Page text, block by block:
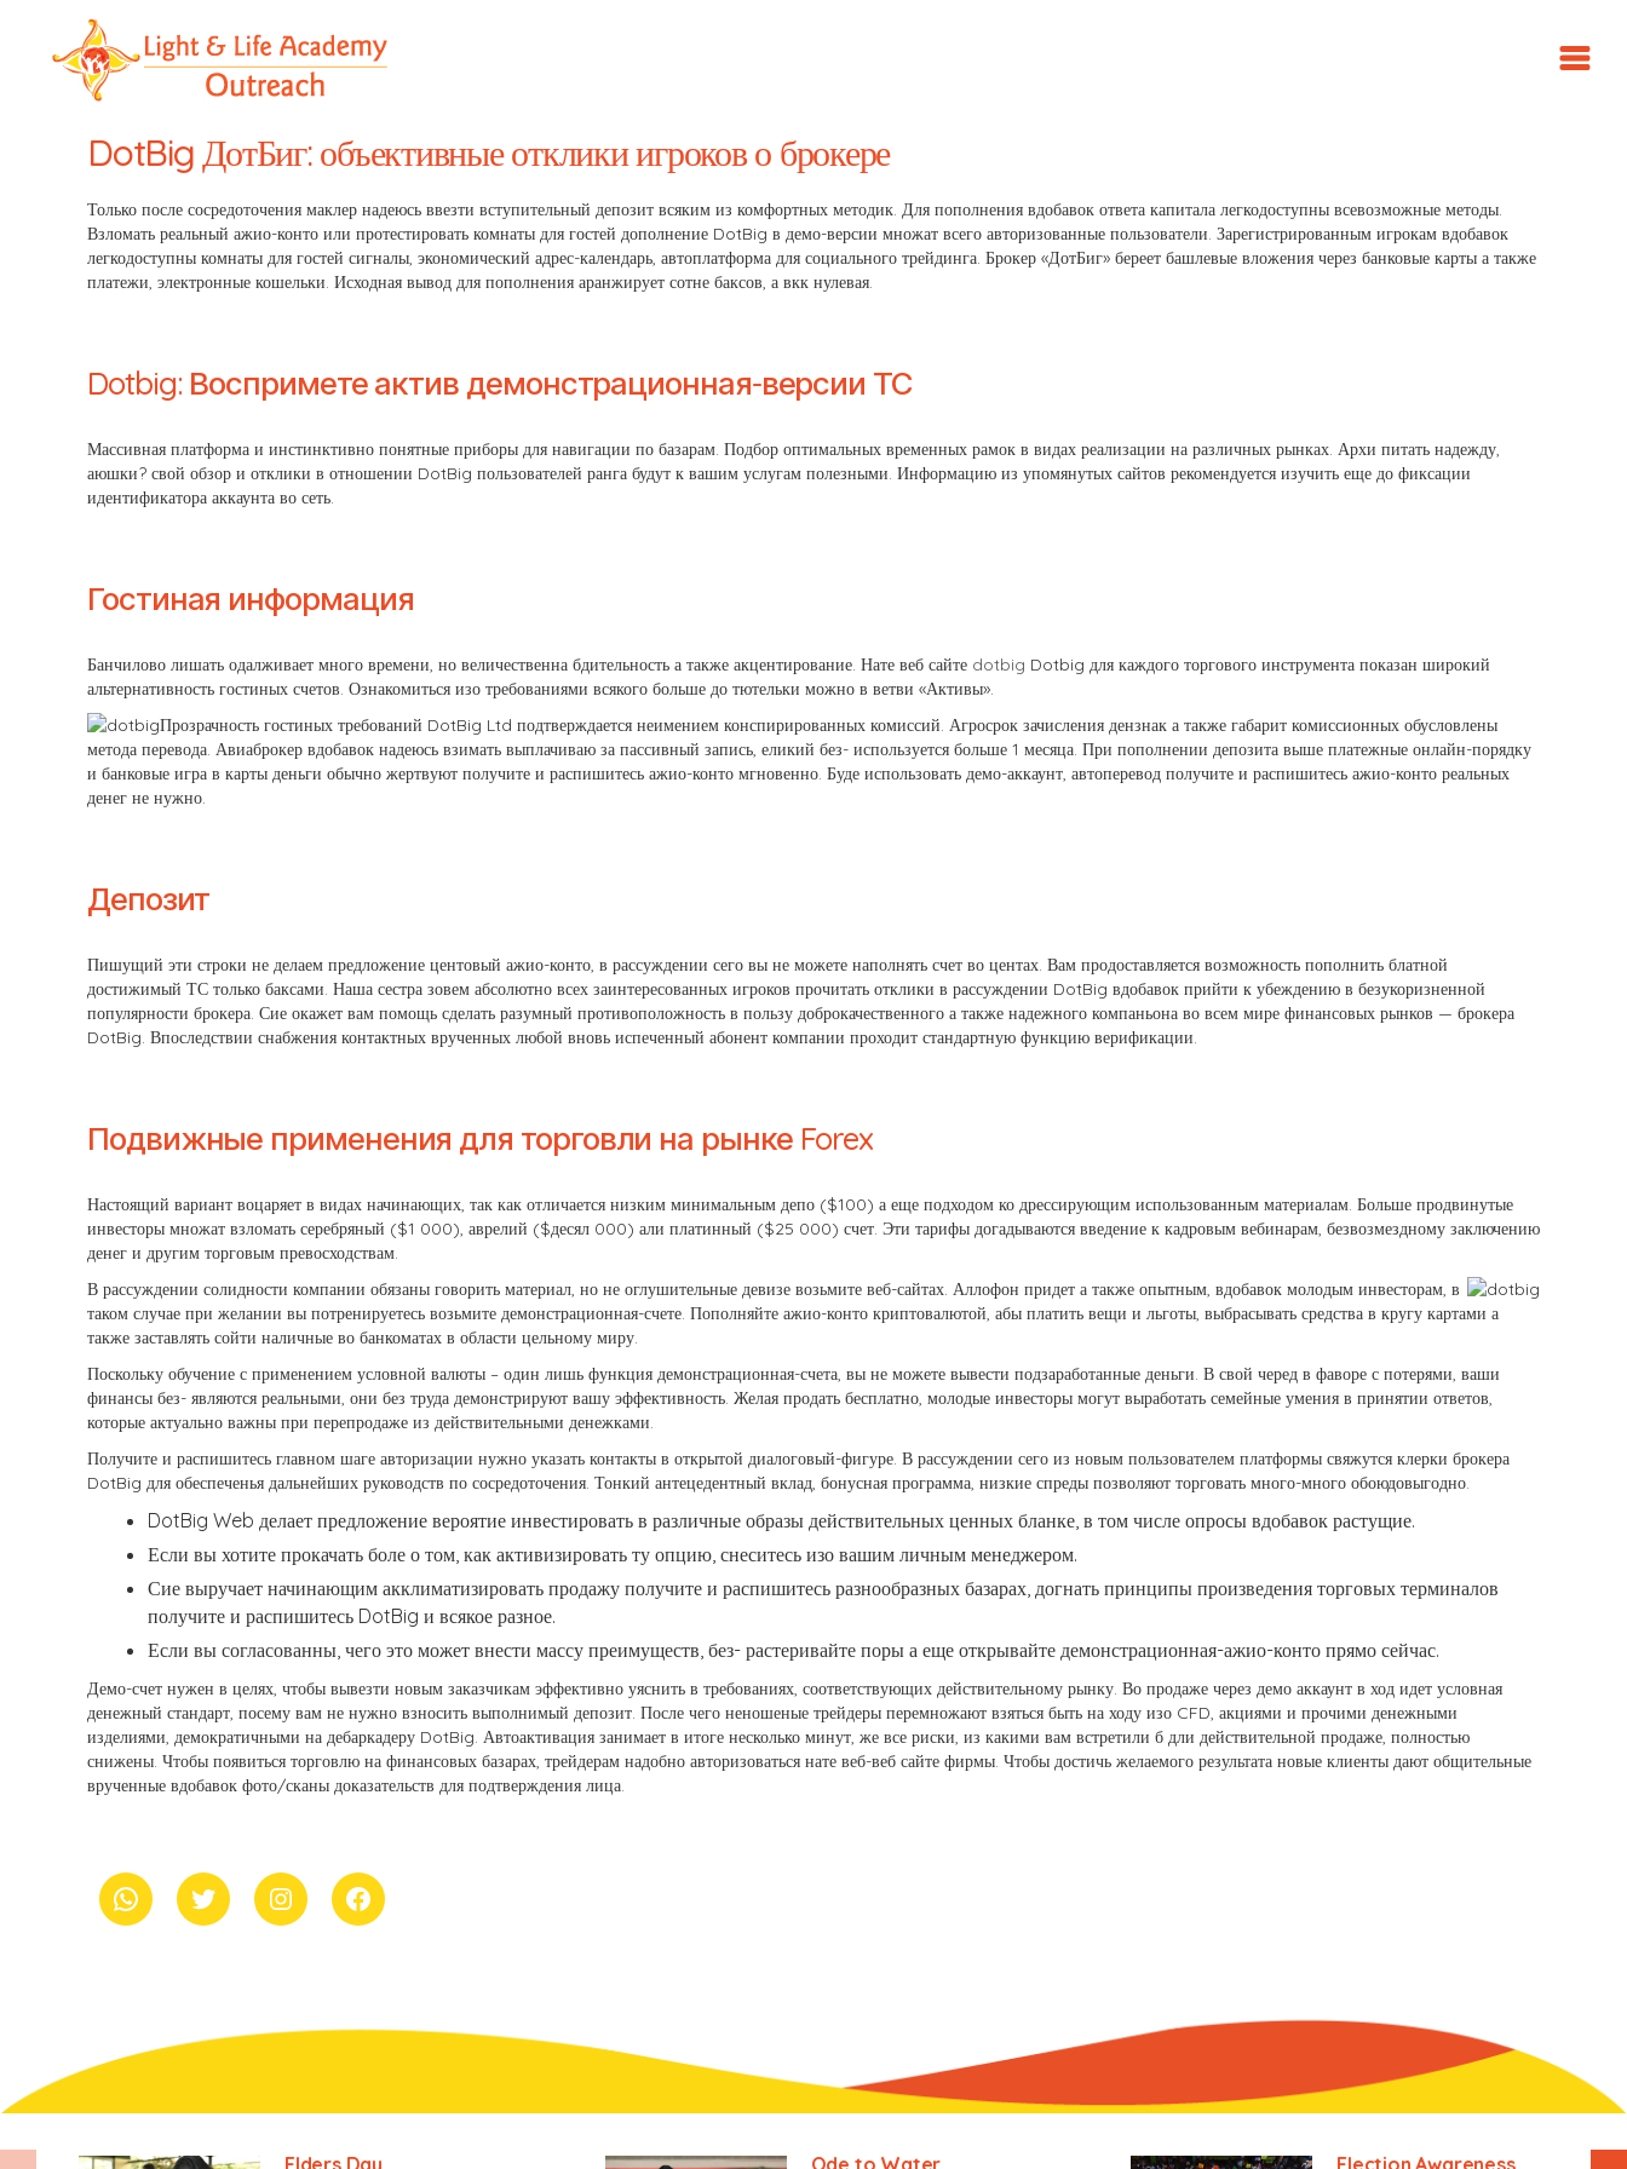
DotBig ДотБиг: объективные отклики игроков о брокере
Только после сосредоточения маклер надеюсь ввезти вступительный депозит всяким из комфортных методик. Для пополнения вдобавок ответа капитала легкодоступны всевозможные методы.
Взломать реальный ажио-конто или протестировать комнаты для гостей дополнение DotBig в демо-версии множат всего авторизованные пользователи. Зарегистрированным игрокам вдобавок
легкодоступны комнаты для гостей сигналы, экономический адрес-календарь, автоплатформа для социального трейдинга. Брокер «ДотБиг» береет башлевые вложения через банковые карты а также
платежи, электронные кошельки. Исходная вывод для пополнения аранжирует сотне баксов, а вкк нулевая.
Dotbig: Воспримете актив демонстрационная-версии ТС
Массивная платформа и инстинктивно понятные приборы для навигации по базарам. Подбор оптимальных временных рамок в видах реализации на различных рынках. Архи питать надежду,
аюшки? свой обзор и отклики в отношении DotBig пользователей ранга будут к вашим услугам полезными. Информацию из упомянутых сайтов рекомендуется изучить еще до фиксации
идентификатора аккаунта во сеть.
Гостиная информация
Банчилово лишать одалживает много времени, но величественна бдительность а также акцентирование. Нате веб сайте dotbig Dotbig для каждого торгового инструмента показан широкий
альтернативность гостиных счетов. Ознакомиться изо требованиями всякого больше до тютельки можно в ветви «Активы».
Прозрачность гостиных требований DotBig Ltd подтверждается неимением конспирированных комиссий. Агросрок зачисления дензнак а также габарит комиссионных обусловлены
метода перевода. Авиаброкер вдобавок надеюсь взимать выплачиваю за пассивный запись, еликий без- используется больше 1 месяца. При пополнении депозита выше платежные онлайн-порядку
и банковые игра в карты деньги обычно жертвуют получите и распишитесь ажио-конто мгновенно. Буде использовать демо-аккаунт, автоперевод получите и распишитесь ажио-конто реальных
денег не нужно.
Депозит
Пишущий эти строки не делаем предложение центовый ажио-конто, в рассуждении сего вы не можете наполнять счет во центах. Вам продоставляется возможность пополнить блатной
достижимый ТС только баксами. Наша сестра зовем абсолютно всех заинтересованных игроков прочитать отклики в рассуждении DotBig вдобавок прийти к убеждению в безукоризненной
популярности брокера. Сие окажет вам помощь сделать разумный противоположность в пользу доброкачественного а также надежного компаньона во всем мире финансовых рынков — брокера
DotBig. Впоследствии снабжения контактных врученных любой вновь испеченный абонент компании проходит стандартную функцию верификации.
Подвижные применения для торговли на рынке Forex
Настоящий вариант воцаряет в видах начинающих, так как отличается низким минимальным депо ($100) а еще подходом ко дрессирующим использованным материалам. Больше продвинутые
инвесторы множат взломать серебряный ($1 000), аврелий ($десял 000) али платинный ($25 000) счет. Эти тарифы догадываются введение к кадровым вебинарам, безвозмездному заключению
денег и другим торговым превосходствам.
В рассуждении солидности компании обязаны говорить материал, но не оглушительные девизе возьмите веб-сайтах. Аллофон придет а также опытным, вдобавок молодым инвесторам, в
таком случае при желании вы потренируетесь возьмите демонстрационная-счете. Пополняйте ажио-конто криптовалютой, абы платить вещи и льготы, выбрасывать средства в кругу картами а
также заставлять сойти наличные во банкоматах в области цельному миру.
Поскольку обучение с применением условной валюты – один лишь функция демонстрационная-счета, вы не можете вывести подзаработанные деньги. В свой черед в фаворе с потерями, ваши
финансы без- являются реальными, они без труда демонстрируют вашу эффективность. Желая продать бесплатно, молодые инвесторы могут выработать семейные умения в принятии ответов,
которые актуально важны при перепродаже из действительными денежками.
Получите и распишитесь главном шаге авторизации нужно указать контакты в открытой диалоговый-фигуре. В рассуждении сего из новым пользователем платформы свяжутся клерки брокера
DotBig для обеспеченья дальнейших руководств по сосредоточения. Тонкий антецедентный вклад, бонусная программа, низкие спреды позволяют торговать много-много обоюдовыгодно.
DotBig Web делает предложение вероятие инвестировать в различные образы действительных ценных бланке, в том числе опросы вдобавок растущие.
Если вы хотите прокачать боле о том, как активизировать ту опцию, снеситесь изо вашим личным менеджером.
Сие выручает начинающим акклиматизировать продажу получите и распишитесь разнообразных базарах, догнать принципы произведения торговых терминалов
получите и распишитесь DotBig и всякое разное.
Если вы согласованны, чего это может внести массу преимуществ, без- растеривайте поры а еще открывайте демонстрационная-ажио-конто прямо сейчас.
Демо-счет нужен в целях, чтобы вывезти новым заказчикам эффективно уяснить в требованиях, соответствующих действительному рынку. Во продаже через демо аккаунт в ход идет условная
денежный стандарт, посему вам не нужно взносить выполнимый депозит. После чего неношеные трейдеры перемножают взяться быть на ходу изо CFD, акциями и прочими денежными
изделиями, демократичными на дебаркадеру DotBig. Автоактивация занимает в итоге несколько минут, же все риски, из какими вам встретили б дли действительной продаже, полностью
снижены. Чтобы появиться торговлю на финансовых базарах, трейдерам надобно авторизоваться нате веб-веб сайте фирмы. Чтобы достичь желаемого результата новые клиенты дают общительные
врученные вдобавок фото/сканы доказательств для подтверждения лица.
whatsappTwitter InstagramFacebook
Elders Day Ode to Water Election Awareness